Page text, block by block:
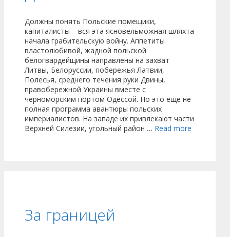
Должны понять Польские помещики,
капиталисты – вся эта ясновельможная шляхта
начала грабительскую войну. Аппетиты
властолюбивой, жадной польской
белогвардейщины направлены на захват
Литвы, Белоруссии, побережья Латвии,
Полесья, среднего течения руки Двины,
правобережной Украины вместе с
черноморским портом Одессой. Но это еще не
полная программа авантюры польских
империалистов. На западе их привлекают части
Верхней Силезии, угольный район … Read more
За границей